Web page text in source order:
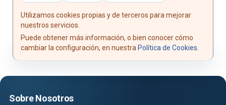
No hay resultados.
Utilizamos cookies propias y de terceros para mejorar
nuestros servicios.
Puede obtener más información, o bien conocer cómo
cambiar la configuración, en nuestra Política de Cookies
Sobre Nosotros